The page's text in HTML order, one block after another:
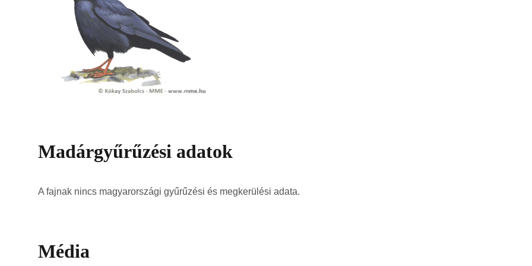
Madárgyűrűzési adatok
A fajnak nincs magyarországi gyűrűzési és megkerülési adata.
Média